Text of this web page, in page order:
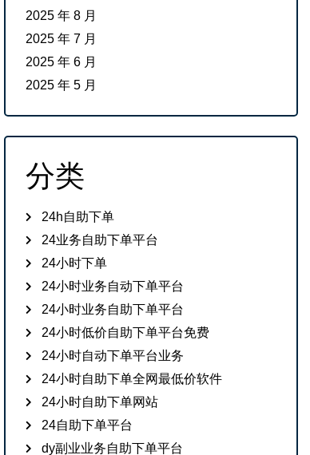
2025 年 8 月
2025 年 7 月
2025 年 6 月
2025 年 5 月
分类
24h自助下单
24业务自助下单平台
24小时下单
24小时业务自动下单平台
24小时业务自助下单平台
24小时低价自助下单平台免费
24小时自动下单平台业务
24小时自助下单全网最低价软件
24小时自助下单网站
24自助下单平台
dy副业业务自助下单平台